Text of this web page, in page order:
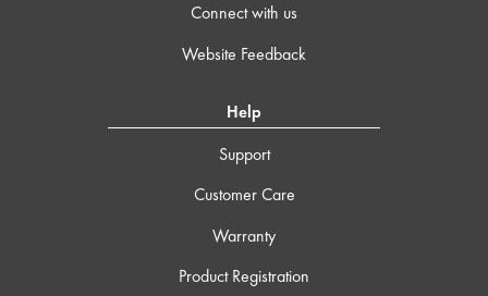
Connect with us
Website Feedback
Help
Support
Customer Care
Warranty
Product Registration